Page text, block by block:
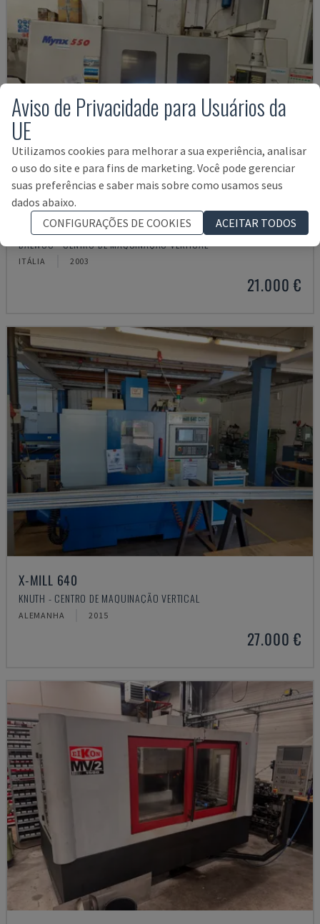
MYNX 550
DAEWOO - CENTRO DE MAQUINAÇÃO VERTICAL
ITÁLIA 2003
21.000 €
X-MILL 640
KNUTH - CENTRO DE MAQUINAÇÃO VERTICAL
ALEMANHA 2015
27.000 €
Aviso de Privacidade para Usuários da
UE
Utilizamos cookies para melhorar a sua experiência, analisar
o uso do site e para fins de marketing. Você pode gerenciar
suas preferências e saber mais sobre como usamos seus
dados abaixo.
CONFIGURAÇÕES DE COOKIES
ACEITAR TODOS